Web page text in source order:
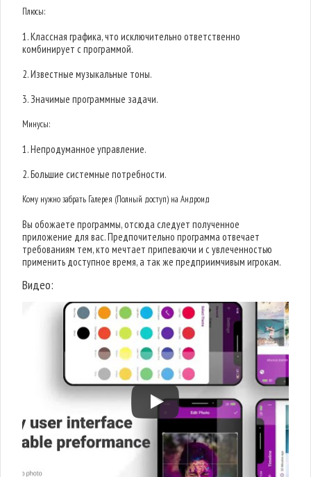
Плюсы:
1. Классная графика, что исключительно ответственно
комбинирует с программой.
2. Известные музыкальные тоны.
3. Значимые программные задачи.
Минусы:
1. Непродуманное управление.
2. Большие системные потребности.
Кому нужно забрать Галерея (Полный доступ) на Андроид
Вы обожаете программы, отсюда следует полученное
приложение для вас. Предпочительно программа отвечает
требованиям тем, кто мечтает припеваючи и с увлеченностью
применить доступное время, а так же предприимчивым игрокам.
Видео: